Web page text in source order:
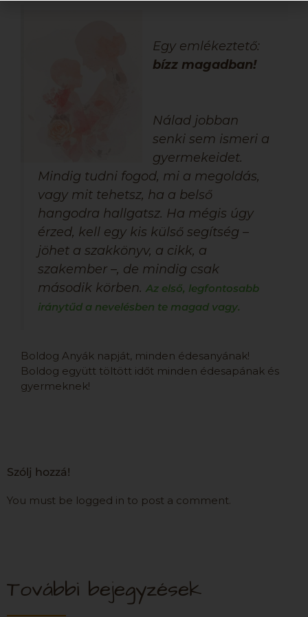
Egy emlékeztető:
bízz magadban!
Nálad jobban
senki sem ismeri a
gyermekeidet.
Mindig tudni fogod, mi a megoldás,
vagy mit tehetsz, ha a belső
hangodra hallgatsz. Ha mégis úgy
érzed, kell egy kis külső segítség –
jöhet a szakkönyv, a cikk, a
szakember –, de mindig csak
második körben. Az első, legfontosabb
iránytűd a nevelésben te magad vagy.
Boldog Anyák napját, minden édesanyának!
Boldog együtt töltött időt minden édesapának és
gyermeknek!
Szólj hozzá!
You must be logged in to post a comment.
További bejegyzések